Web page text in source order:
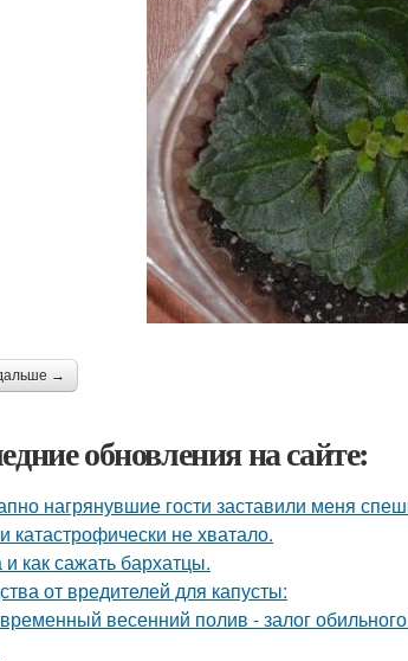
→
обновления на сайте:
нагрянувшие гости заставили меня
катастрофически не хватало.
и как сажать бархатцы.
от вредителей для капусты:
весенний полив - залог